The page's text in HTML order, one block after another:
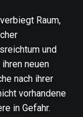
Raum,
und
neuen
nach ihrer
vorhandene
in Gefahr.